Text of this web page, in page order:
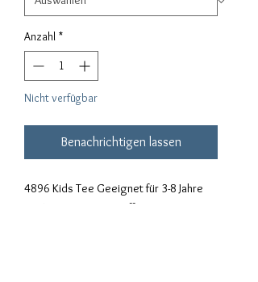
Anzahl *
Nicht verfügbar
Benachrichtigen lassen
4896 Kids Tee Geeignet für 3-8 Jahre
MATERIALIEN: Feststoffe: 100%